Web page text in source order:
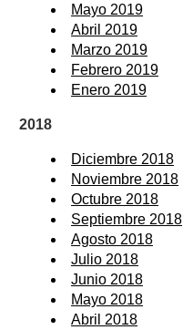
Mayo 2019
Abril 2019
Marzo 2019
Febrero 2019
Enero 2019
2018
Diciembre 2018
Noviembre 2018
Octubre 2018
Septiembre 2018
Agosto 2018
Julio 2018
Junio 2018
Mayo 2018
Abril 2018